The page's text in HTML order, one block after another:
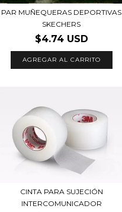
PAR MUÑEQUERAS DEPORTIVAS
SKECHERS
$4.74 USD
AGREGAR AL CARRITO
CINTA PARA SUJECIÓN
INTERCOMUNICADOR